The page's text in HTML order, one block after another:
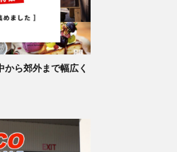
ら郊外まで幅広く